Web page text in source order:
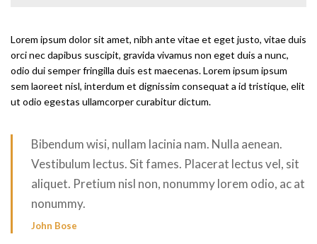
Lorem ipsum dolor sit amet, nibh ante vitae et eget justo, vitae duis
orci nec dapibus suscipit, gravida vivamus non eget duis a nunc,
odio dui semper fringilla duis est maecenas. Lorem ipsum ipsum
sem laoreet nisl, interdum et dignissim consequat a id tristique, elit
ut odio egestas ullamcorper curabitur dictum.
Bibendum wisi, nullam lacinia nam. Nulla aenean.
Vestibulum lectus. Sit fames. Placerat lectus vel, sit
aliquet. Pretium nisl non, nonummy lorem odio, ac at
nonummy.
John Bose